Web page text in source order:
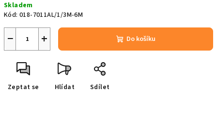
cena:
Skladem
Kód: 018-7011AL/1/3M-6M
+
− Do košíku
Zeptat se Hlídat Sdílet